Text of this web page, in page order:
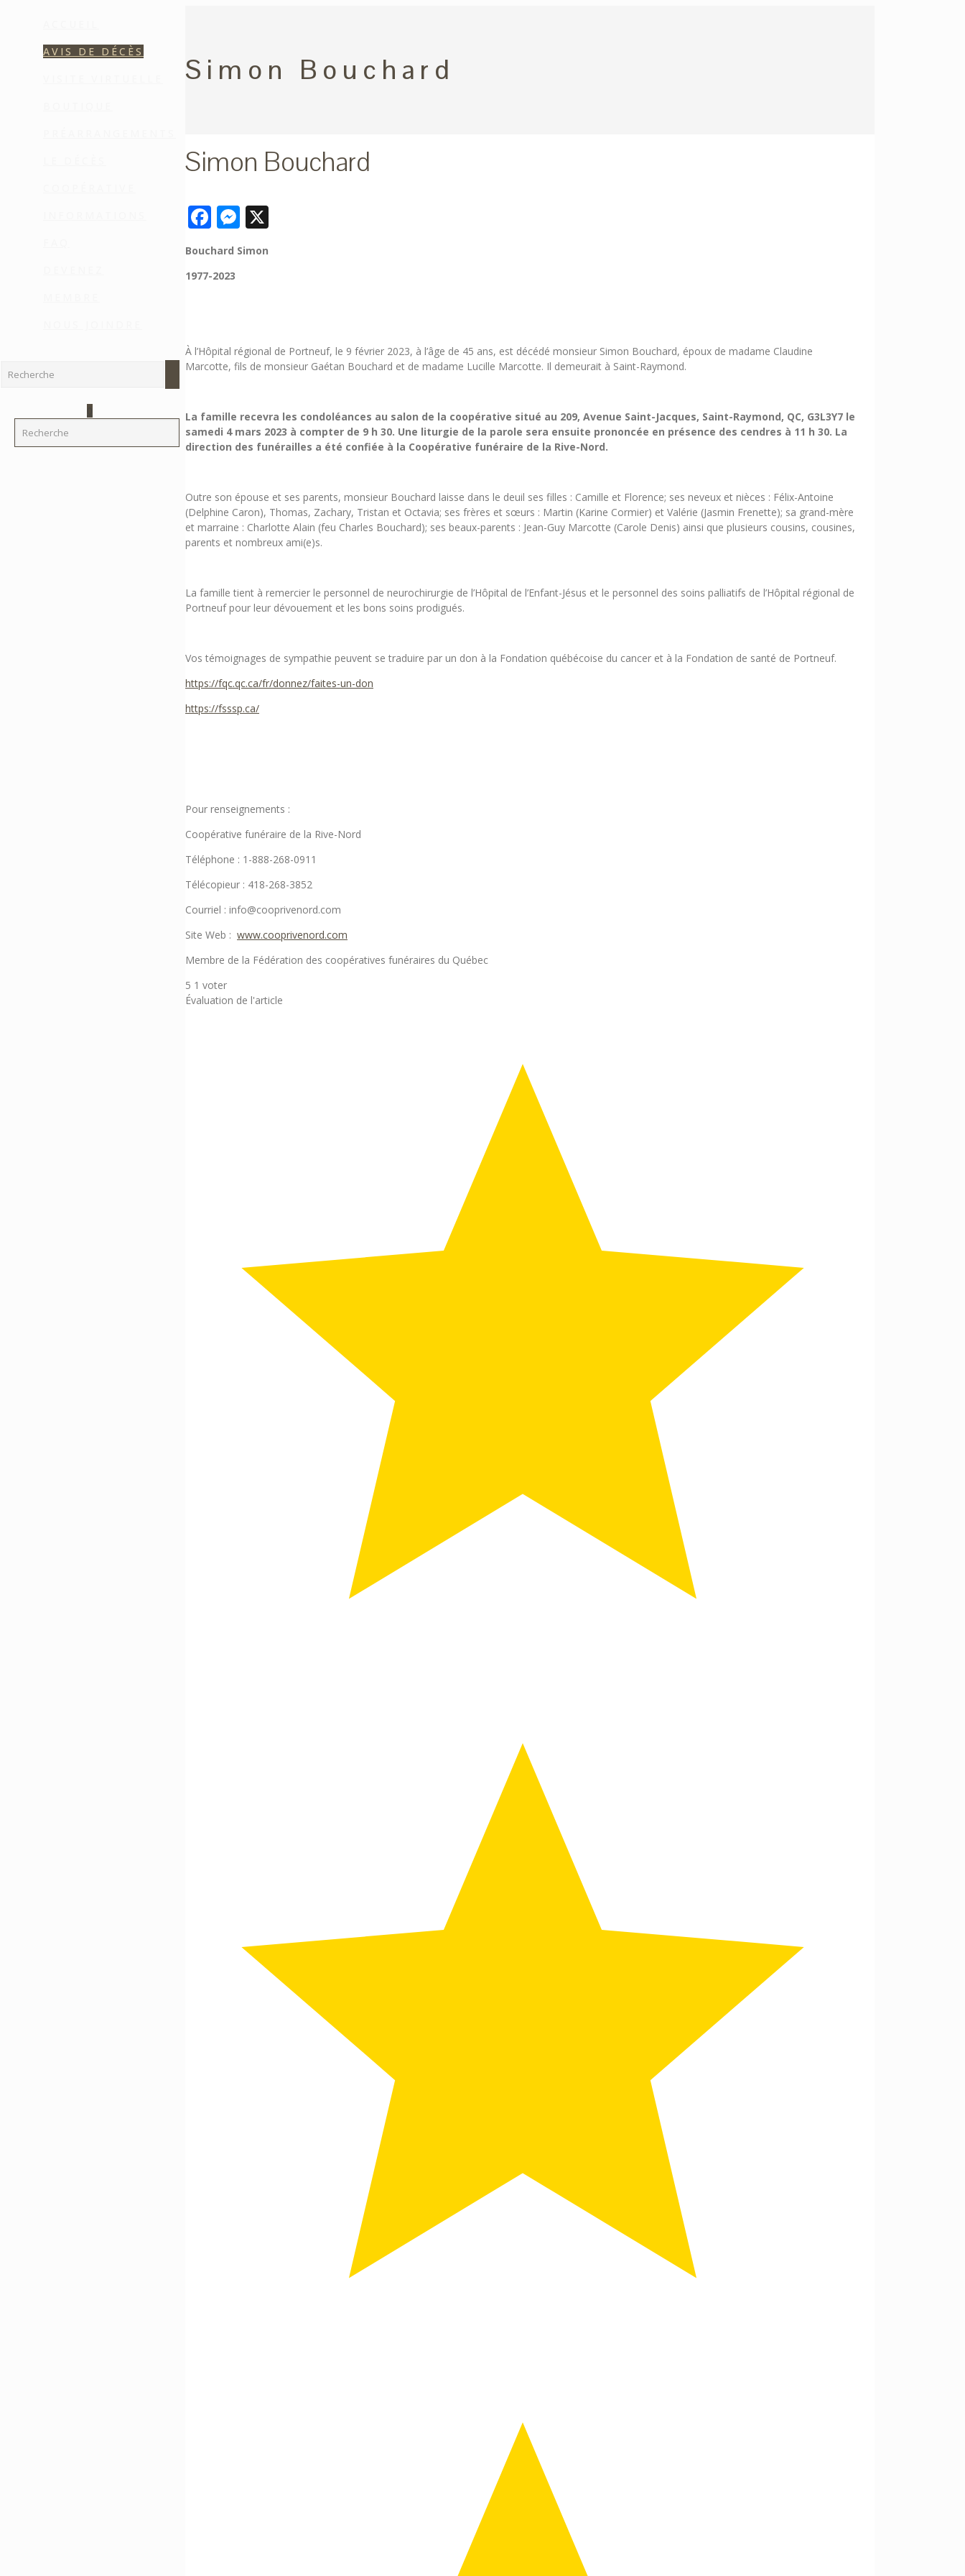
AVIS DE DÉCÈS
Simon Bouchard
Simon Bouchard
Facebook
Messenger
Bouchard Simon
1977-2023
À l’Hôpital régional de Portneuf, le 9 février 2023, à l’âge de 45 ans, est décédé monsieur Simon Bouchard, époux de madame Claudine
Marcotte, fils de monsieur Gaétan Bouchard et de madame Lucille Marcotte. Il demeurait à Saint-Raymond.
La famille recevra les condoléances au salon de la coopérative situé au 209, Avenue Saint-Jacques, Saint-Raymond, QC, G3L3Y7 le
samedi 4 mars 2023 à compter de 9 h 30. Une liturgie de la parole sera ensuite prononcée en présence des cendres à 11 h 30. La
direction des funérailles a été confiée à la Coopérative funéraire de la Rive-Nord.
Outre son épouse et ses parents, monsieur Bouchard laisse dans le deuil ses filles : Camille et Florence; ses neveux et nièces : Félix-Antoine
(Delphine Caron), Thomas, Zachary, Tristan et Octavia; ses frères et sœurs : Martin (Karine Cormier) et Valérie (Jasmin Frenette); sa grand-mère
et marraine : Charlotte Alain (feu Charles Bouchard); ses beaux-parents : Jean-Guy Marcotte (Carole Denis) ainsi que plusieurs cousins, cousines,
parents et nombreux ami(e)s.
La famille tient à remercier le personnel de neurochirurgie de l’Hôpital de l’Enfant-Jésus et le personnel des soins palliatifs de l’Hôpital régional de
Portneuf pour leur dévouement et les bons soins prodigués.
Vos témoignages de sympathie peuvent se traduire par un don à la Fondation québécoise du cancer et à la Fondation de santé de Portneuf.
https://fqc.qc.ca/fr/donnez/faites-un-don
https://fsssp.ca/
Pour renseignements :
Coopérative funéraire de la Rive-Nord
Téléphone : 1-888-268-0911
Télécopieur : 418-268-3852
Courriel : info@cooprivenord.com
Site Web : www.cooprivenord.com
Membre de la Fédération des coopératives funéraires du Québec
5 1 voter
Évaluation de l'article